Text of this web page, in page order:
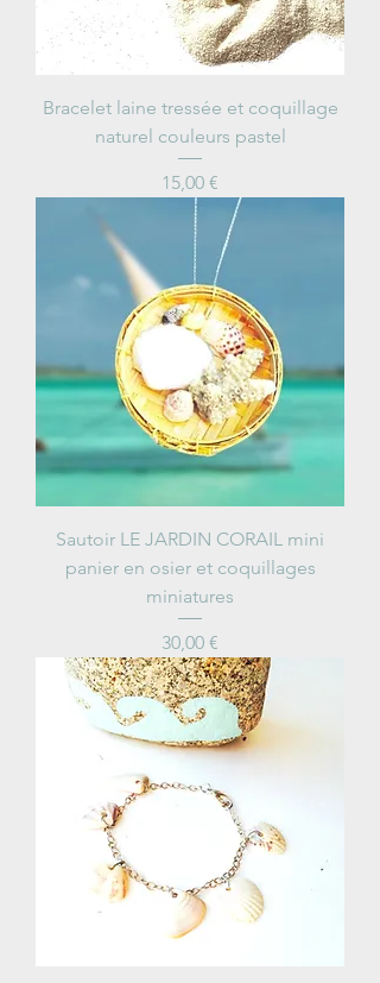
Bracelet laine tressée et coquillage
naturel couleurs pastel
Price
15,00 €
Sautoir LE JARDIN CORAIL mini
panier en osier et coquillages
miniatures
Price
30,00 €